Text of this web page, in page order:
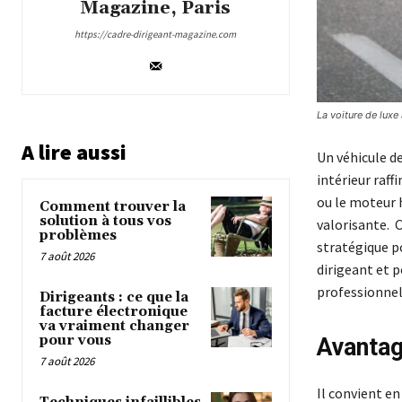
Magazine, Paris
https://cadre-dirigeant-magazine.com
A lire aussi
Comment trouver la
solution à tous vos
problèmes
7 août 2026
Dirigeants : ce que la
facture électronique
va vraiment changer
pour vous
7 août 2026
La voiture de luxe
Un véhicule
intérieur
ou le moteur
valorisante.
stratégique
dirigeant et
professionnel
Il convient